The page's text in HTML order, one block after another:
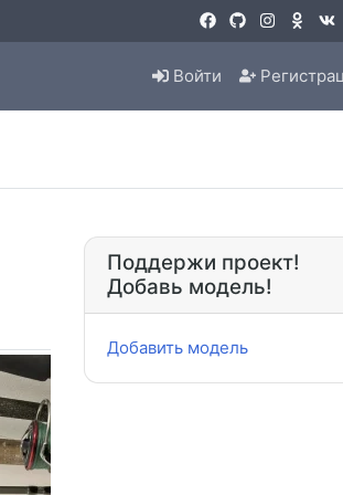
Войти
Поддержи проект!
Добавь модель!
Добавить модель